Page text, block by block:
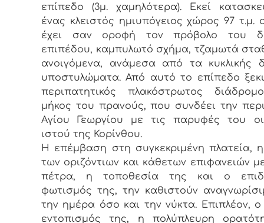
επίπεδο (3μ. χαμηλότερα). Εκεί
ένας κλειστός ημιυπόγειος χώρος 97 τ.μ.
έχει σαν οροφή τον πρόβολο του
επιπέδου, καμπυλωτό σχήμα, τζαμωτά
ανοιγόμενα, ανάμεσα από τα κυκλικής
υποστυλώματα. Από αυτό το επίπεδο
περιπατητικός πλακόστρωτος
μήκος του πρανούς, που συνδέει την
Αγίου Γεωργίου με τις παρυφές του
ιστού της Κορίνθου.
Η επέμβαση στη συγκεκριμένη πλατεία,
των οριζόντιων και κάθετων επιφανειών
πέτρα, η τοποθεσία της και ο
φωτισμός της, την καθιστούν
την ημέρα όσο και την νύκτα. Επιπλέον, ο
εντοπισμός της, η πολύπλευρη